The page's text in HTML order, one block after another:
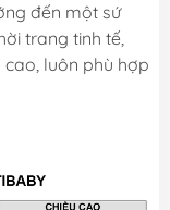
đến một sứ
trang tinh tế,
luôn phù hợp